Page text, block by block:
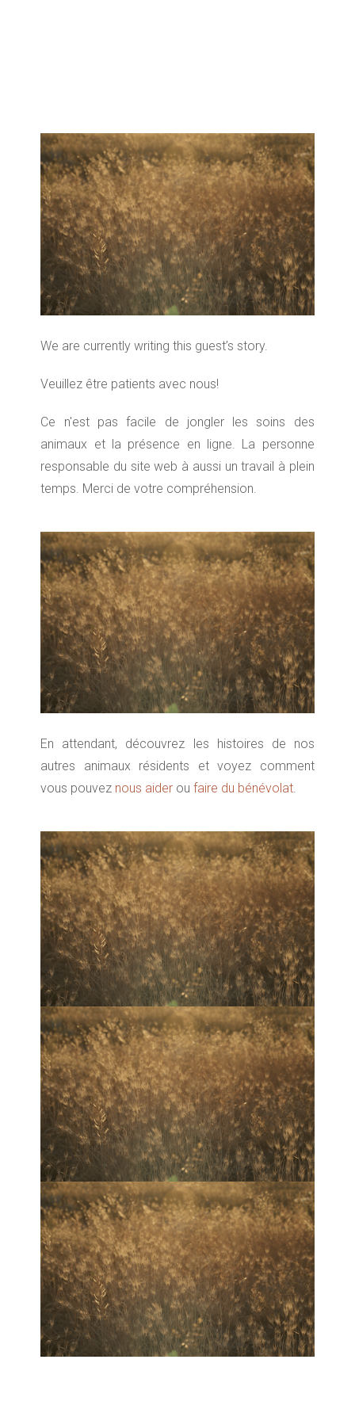
We are currently writing this guest’s story.
Veuillez être patients avec nous!
Ce n'est pas facile de jongler les soins des
animaux et la présence en ligne. La personne
responsable du site web à aussi un travail à plein
temps. Merci de votre compréhension.
En attendant, découvrez les histoires de nos
autres animaux résidents et voyez comment
vous pouvez nous aider oufaire du bénévolat